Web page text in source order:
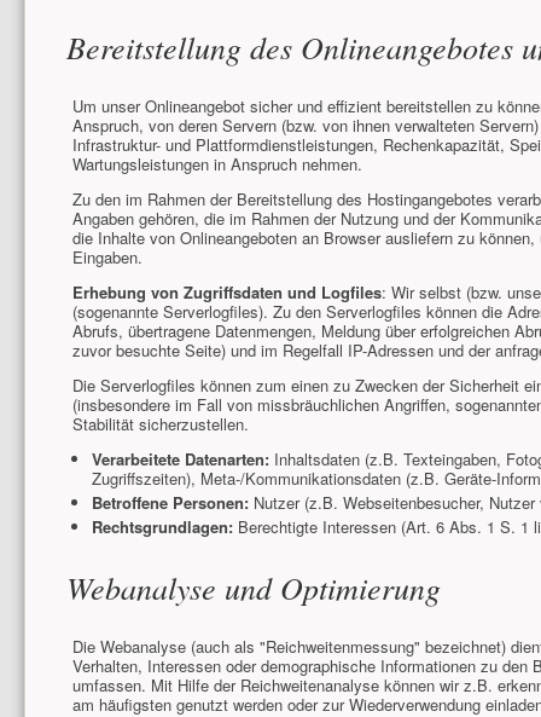
Bereitstellung des Onlineangebotes
Um unser Onlineangebot sicher und effizient bereitstellen zu
Anspruch, von deren Servern (bzw. von ihnen verwalteten
Infrastruktur- und Plattformdienstleistungen, Rechenkapazität,
Wartungsleistungen in Anspruch nehmen.
Zu den im Rahmen der Bereitstellung des Hostingangebotes
Angaben gehören, die im Rahmen der Nutzung und der
die Inhalte von Onlineangeboten an Browser ausliefern zu
Eingaben.
Erhebung von Zugriffsdaten und Logfiles: Wir selbst (bzw.
(sogenannte Serverlogfiles). Zu den Serverlogfiles können die
Abrufs, übertragene Datenmengen, Meldung über erfolgreichen
zuvor besuchte Seite) und im Regelfall IP-Adressen und der
Die Serverlogfiles können zum einen zu Zwecken der Sicherheit
(insbesondere im Fall von missbräuchlichen Angriffen,
Stabilität sicherzustellen.
Verarbeitete Datenarten:Inhaltsdaten (z.B. Texteingaben,
Zugriffszeiten), Meta-/Kommunikationsdaten (z.B. Geräte-
Betroffene Personen:Nutzer (z.B. Webseitenbesucher, Nutzer
Rechtsgrundlagen:Berechtigte Interessen (Art. 6 Abs. 1 S. 1
Webanalyse und Optimierung
Die Webanalyse (auch als "Reichweitenmessung" bezeichnet)
Verhalten, Interessen oder demographische Informationen zu
umfassen. Mit Hilfe der Reichweitenanalyse können wir z.B.
am häufigsten genutzt werden oder zur Wiederverwendung